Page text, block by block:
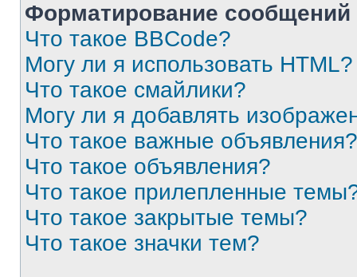
Форматирование
Что такое BBCode?
Могу ли я использовать HTML?
Что такое смайлики?
Могу ли я добавлять
Что такое важные объявления?
Что такое объявления?
Что такое прилепленные
Что такое закрытые темы?
Что такое значки тем?